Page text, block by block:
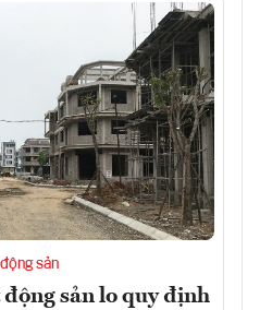
sản
sản lo quy định